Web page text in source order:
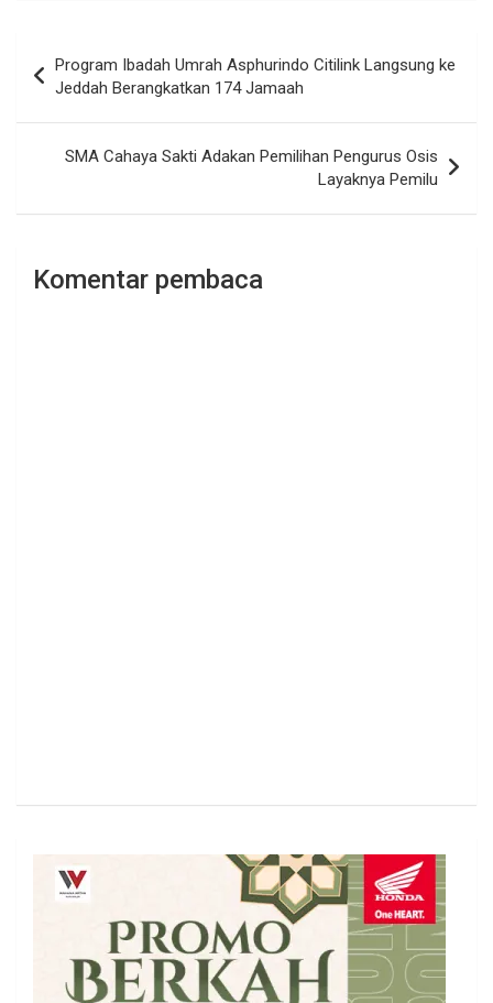
pos
Program Ibadah Umrah Asphurindo Citilink Langsung ke
Jeddah Berangkatkan 174 Jamaah
SMA Cahaya Sakti Adakan Pemilihan Pengurus Osis
Layaknya Pemilu
Komentar pembaca